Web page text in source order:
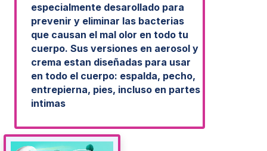
especialmente desarollado para
prevenir y eliminar las bacterias
que causan el mal olor en todo tu
cuerpo. Sus versiones en aerosol y
crema estan diseñadas para usar
en todo el cuerpo: espalda, pecho,
entrepierna, pies, incluso en partes
intimas